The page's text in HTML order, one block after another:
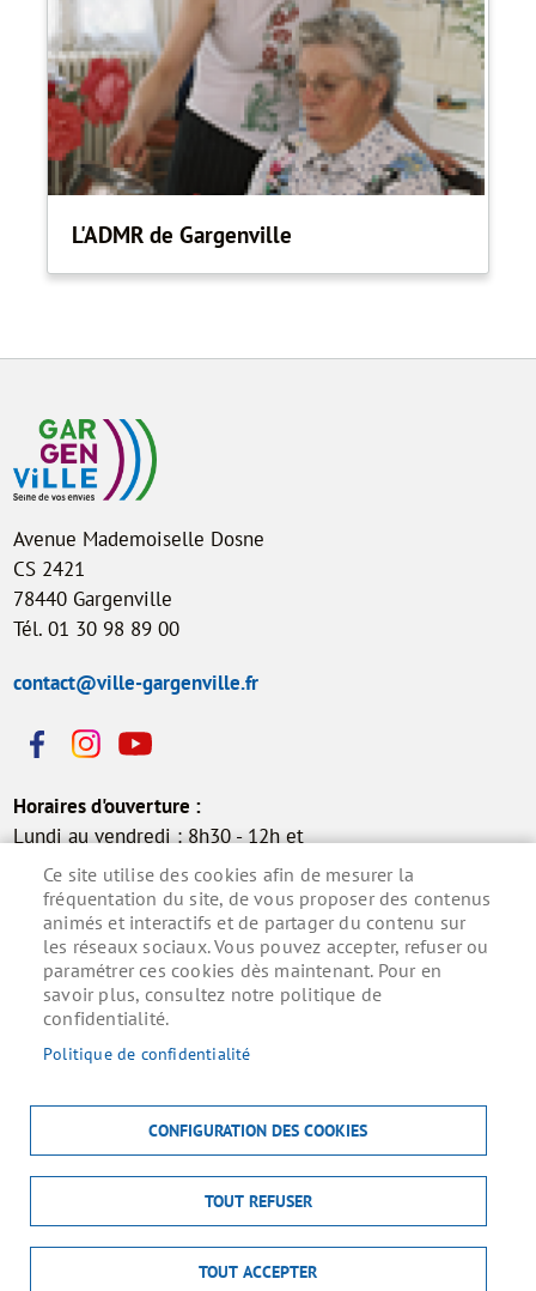
L'ADMR de Gargenville
Avenue Mademoiselle Dosne
CS 2421
78440 Gargenville
Tél. 01 30 98 89 00
contact@ville-gargenville.fr
Horaires d'ouverture :
Lundi au vendredi : 8h30 - 12h et
13h30 - 17h30
Samedi : 9h - 12h (permanence
état civil)
Inscrivez-vous à la lettre d'information municipale
pour ne rien manquer de l'actualité.
MENU
PIED
ACCUEIL MENTIONS LÉGALES DONNÉES PERSONNELLES
ACCESSIBILITÉ : NON CONFORME COOKIES CONTACT
S'IDENTIFIER
Ce site utilise des cookies afin de mesurer la
fréquentation du site, de vous proposer des contenus
animés et interactifs et de partager du contenu sur
les réseaux sociaux. Vous pouvez accepter, refuser ou
paramétrer ces cookies dès maintenant. Pour en
savoir plus, consultez notre politique de
confidentialité.
Politique de confidentialité
CONFIGURATION DES COOKIES
TOUT REFUSER
TOUT ACCEPTER